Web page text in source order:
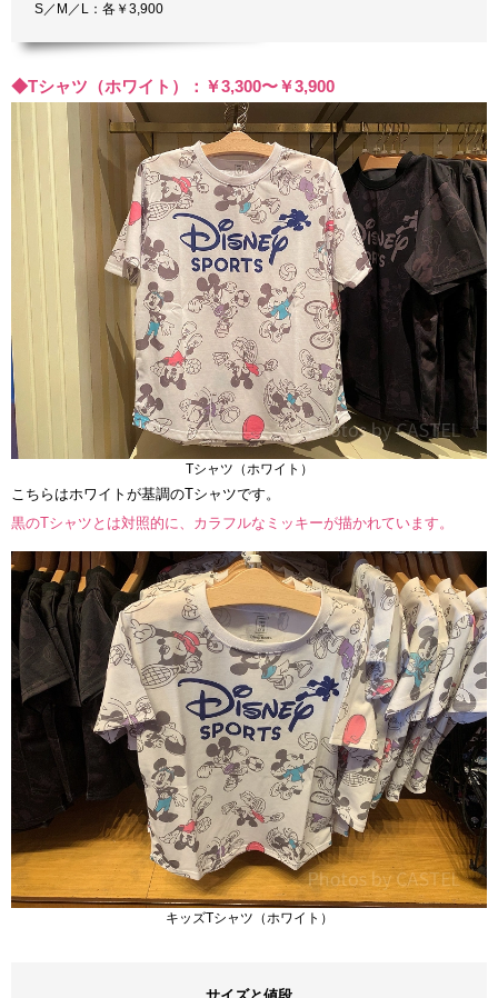
S／M／L：各￥3,900
◆Tシャツ（ホワイト）：￥3,300〜￥3,900
Tシャツ（ホワイト）
こちらはホワイトが基調のTシャツです。
黒のTシャツとは対照的に、カラフルなミッキーが描かれています。
キッズTシャツ（ホワイト）